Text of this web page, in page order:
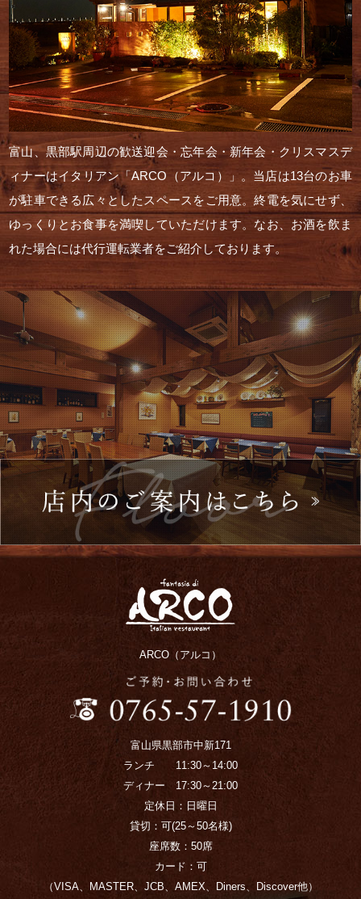
富山、黒部駅周辺の歓送迎会・忘年会・新年会・クリスマスデ
ィナーはイタリアン「ARCO（アルコ）」。当店は13台のお車
が駐車できる広々としたスペースをご用意。終電を気にせず、
ゆっくりとお食事を満喫していただけます。なお、お酒を飲ま
れた場合には代行運転業者をご紹介しております。
ARCO（アルコ）
富山県黒部市中新171
ランチ 11:30～14:00
ディナー 17:30～21:00
定休日：日曜日
貸切：可(25～50名様)
座席数：50席
カード：可
（VISA、MASTER、JCB、AMEX、Diners、Discover他）